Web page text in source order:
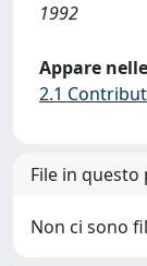
1992
Appare
2.1
File in
Non ci sono